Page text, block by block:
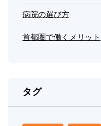
病院の選び方
首都圏で働くメリット
タグ